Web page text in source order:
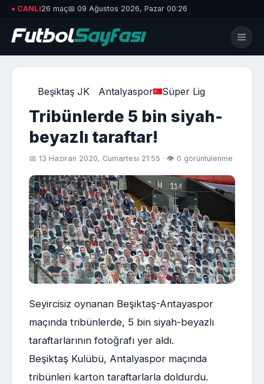
● CANLI26 maç📅 09 Ağustos 2026, Pazar 00:26
Beşiktaş JK Antalyaspor Süper Lig
Tribünlerde 5 bin siyah-
beyazlı taraftar!
📅 13 Haziran 2020, Cumartesi 21:55 · 👁 0 görüntülenme
Seyircisiz oynanan Beşiktaş-Antayaspor
maçında tribünlerde, 5 bin siyah-beyazlı
taraftarlarının fotoğrafı yer aldı.
Beşiktaş Kulübü, Antalyaspor maçında
tribünleri karton taraftarlarla doldurdu.